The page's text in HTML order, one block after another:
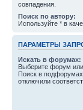
совпадения.
Поиск по автору:
Используйте * в
ПАРАМЕТРЫ
Искать в форумах:
Выберите форум
Поиск в
отключили